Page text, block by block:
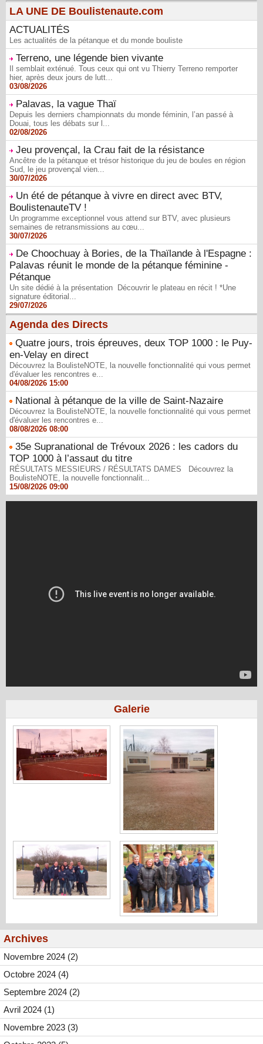
LA UNE DE Boulistenaute.com
ACTUALITÉS
Les actualités de la pétanque et du monde bouliste
Terreno, une légende bien vivante
Il semblait exténué. Tous ceux qui ont vu Thierry Terreno remporter
hier, après deux jours de lutt...
03/08/2026
Palavas, la vague Thaï
Depuis les derniers championnats du monde féminin, l’an passé à
Douai, tous les débats sur l...
02/08/2026
Jeu provençal, la Crau fait de la résistance
Ancêtre de la pétanque et trésor historique du jeu de boules en région
Sud, le jeu provençal vien...
30/07/2026
Un été de pétanque à vivre en direct avec BTV,
BoulistenauteTV !
Un programme exceptionnel vous attend sur BTV, avec plusieurs
semaines de retransmissions au cœu...
30/07/2026
De Choochuay à Bories, de la Thaïlande à l'Espagne :
Palavas réunit le monde de la pétanque féminine -
Pétanque
Un site dédié à la présentation Découvrir le plateau en récit ! *Une
signature éditorial...
29/07/2026
Agenda des Directs
Quatre jours, trois épreuves, deux TOP 1000 : le Puy-
en-Velay en direct
Découvrez la BoulisteNOTE, la nouvelle fonctionnalité qui vous permet
d'évaluer les rencontres e...
04/08/2026 15:00
National à pétanque de la ville de Saint-Nazaire
Découvrez la BoulisteNOTE, la nouvelle fonctionnalité qui vous permet
d'évaluer les rencontres e...
08/08/2026 08:00
35e Supranational de Trévoux 2026 : les cadors du
TOP 1000 à l’assaut du titre
RÉSULTATS MESSIEURS / RÉSULTATS DAMES Découvrez la
BoulisteNOTE, la nouvelle fonctionnalit...
15/08/2026 09:00
Galerie
Archives
Novembre 2024 (2)
Octobre 2024 (4)
Septembre 2024 (2)
Avril 2024 (1)
Novembre 2023 (3)